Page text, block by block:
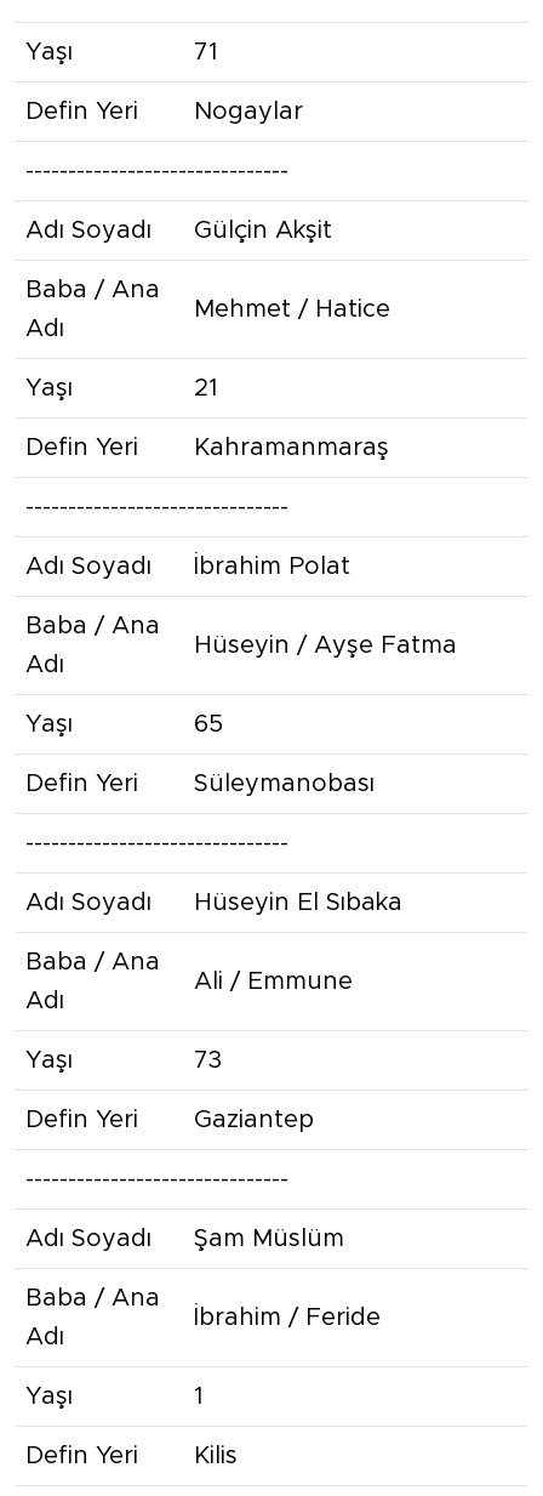
Yaşı 71
Defin Yeri Nogaylar
-------------------------------
Adı Soyadı Gülçin Akşit
Baba / Ana
Adı
Mehmet / Hatice
Yaşı 21
Defin Yeri Kahramanmaraş
-------------------------------
Adı Soyadı İbrahim Polat
Baba / Ana
Adı
Hüseyin / Ayşe Fatma
Yaşı 65
Defin Yeri Süleymanobası
-------------------------------
Adı Soyadı Hüseyin El Sıbaka
Baba / Ana
Adı
Ali / Emmune
Yaşı 73
Defin Yeri Gaziantep
-------------------------------
Adı Soyadı Şam Müslüm
Baba / Ana
Adı
İbrahim / Feride
Yaşı 1
Defin Yeri Kilis